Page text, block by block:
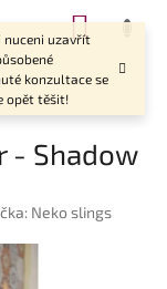
nuceni uzavřít
konzultace se
opět těšit!
- Shadow
Neko slings